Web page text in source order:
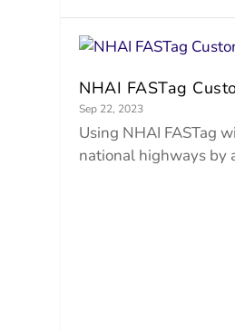
NHAI FASTag
Sep 22, 2023
Using NHAI FASTag
national highways by